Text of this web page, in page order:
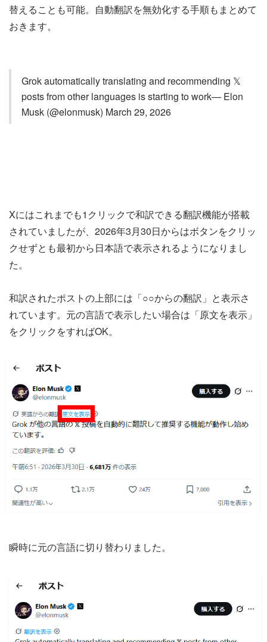
替えることも可能。自動翻訳を無効化する手順もまとめて
おきます。
Grok automatically translating and recommending 𝕏
posts from other languages is starting to work— Elon
Musk (@elonmusk) March 29, 2026
Xにはこれまでも1クリックで和訳できる翻訳機能が搭載
されていましたが、2026年3月30日からはボタンをクリッ
クせずとも最初から日本語で表示されるようになりまし
た。
和訳されたポストの上部には「○○からの翻訳」と表示さ
れています。元の言語で表示したい場合は「原文を表示」
をクリックをすればOK。
瞬時に元の言語に切り替わりました。